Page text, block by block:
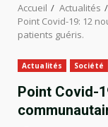
Accueil Actualités
Point Covid-19: 12
patients guéris.
Actualités Société
Point Covid-